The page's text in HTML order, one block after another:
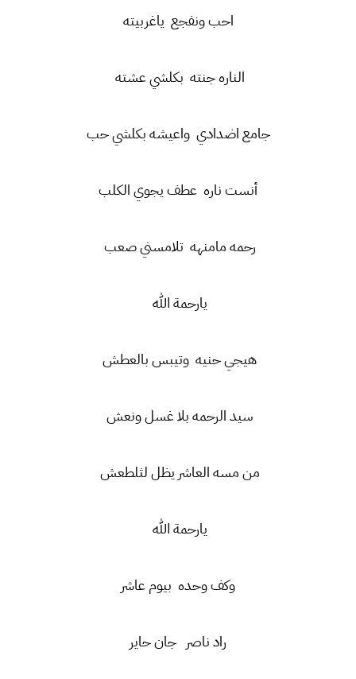
احب ونفجع ياغربيته
الناره جنته بكلشي عشته
جامع اضدادي واعيشه بكلشي حب
أنست ناره عطف يجوي الكلب
رحمه مامنهه تلامسني صعب
يارحمة الله
هيجي حنيه وتيبس بالعطش
سيد الرحمه بلا غسل ونعش
من مسه العاشر يظل لثلطعش
يارحمة الله
وكف وحده بيوم عاشر
راد ناصر جان حاير